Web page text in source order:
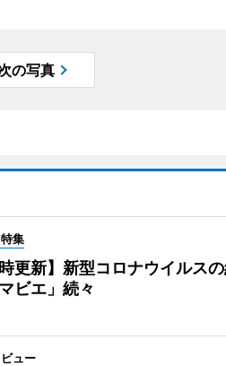
の写真
集
時更新】新型コロナウイルス
マビエ」続々
ュー